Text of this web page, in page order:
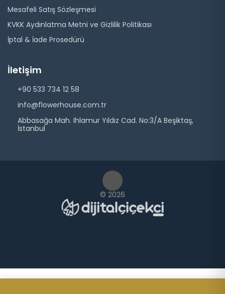
Mesafeli Satış Sözleşmesi
KVKK Aydınlatma Metni ve Gizlilik Politikası
İptal & İade Prosedürü
İletişim
+90 533 734 12 58
info@flowerhouse.com.tr
Abbasağa Mah. Ihlamur Yıldız Cad. No:3/A Beşiktaş,
İstanbul
© 2026